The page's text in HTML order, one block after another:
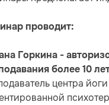
проводит:
Горкина -
более 10
центра